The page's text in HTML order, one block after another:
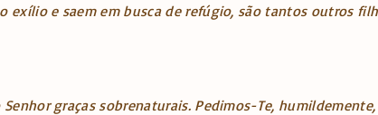
exílio e saem em busca de refúgio, são tantos outros
graças sobrenaturais. Pedimos-Te,